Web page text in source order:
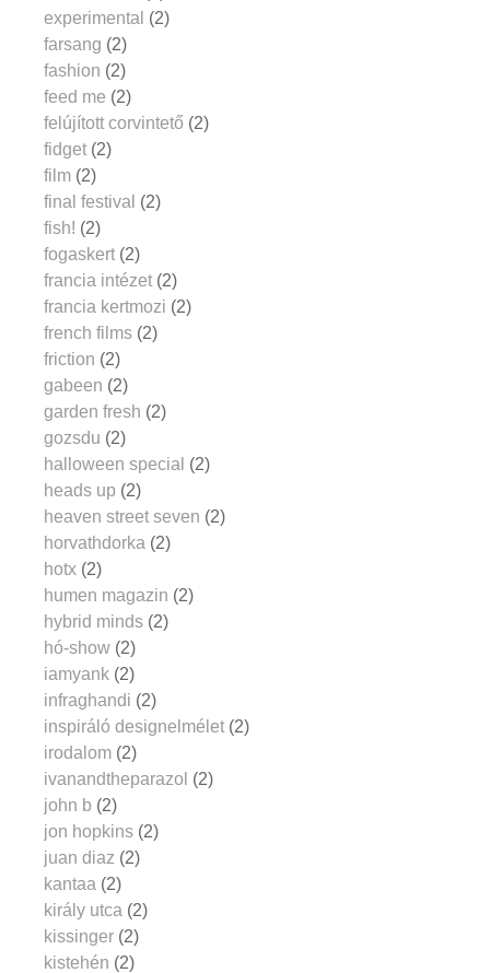
experimental (2)
farsang (2)
fashion (2)
feed me (2)
felújított corvintető (2)
fidget (2)
film (2)
final festival (2)
fish! (2)
fogaskert (2)
francia intézet (2)
francia kertmozi (2)
french films (2)
friction (2)
gabeen (2)
garden fresh (2)
gozsdu (2)
halloween special (2)
heads up (2)
heaven street seven (2)
horvathdorka (2)
hotx (2)
humen magazin (2)
hybrid minds (2)
hó-show (2)
iamyank (2)
infraghandi (2)
inspiráló designelmélet (2)
irodalom (2)
ivanandtheparazol (2)
john b (2)
jon hopkins (2)
juan diaz (2)
kantaa (2)
király utca (2)
kissinger (2)
kistehén (2)